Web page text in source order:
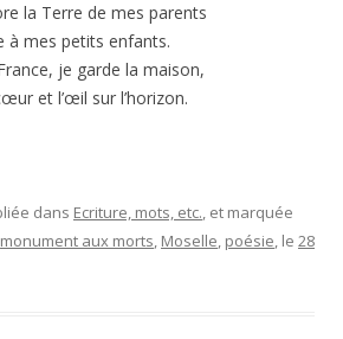
la Terre de mes parents
à mes petits enfants.
je garde la maison,
et l’œil sur l’horizon.
dans Ecriture, mots, etc., et marquée
monument aux morts, Moselle, poésie, le 28